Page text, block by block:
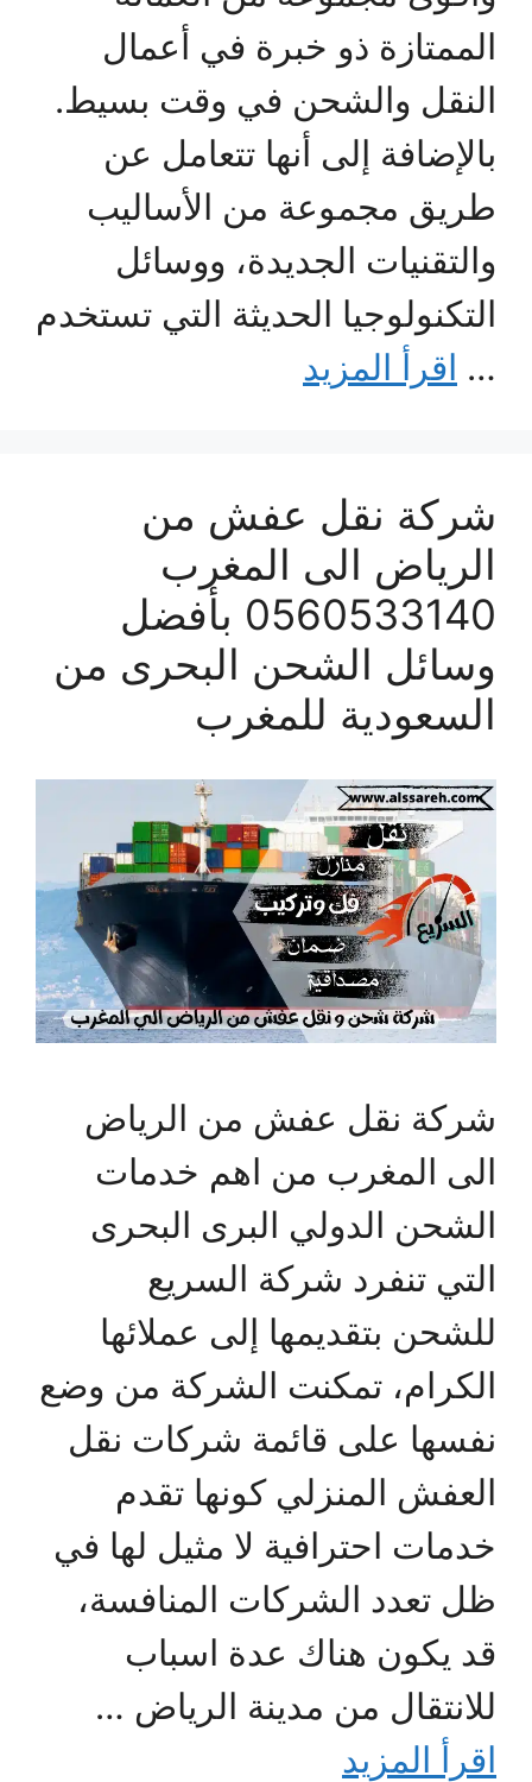
الممتازة ذو خبرة في أعمال
النقل والشحن في وقت بسيط.
بالإضافة إلى أنها تتعامل عن
طريق مجموعة من الأساليب
والتقنيات الجديدة، ووسائل
التكنولوجيا الحديثة التي تستخدم
… اقرأ المزيد
شركة نقل عفش من
الرياض الى المغرب
0560533140 بأفضل
وسائل الشحن البحرى من
السعودية للمغرب
شركة نقل عفش من الرياض
الى المغرب من اهم خدمات
الشحن الدولي البرى البحرى
التي تنفرد شركة السريع
للشحن بتقديمها إلى عملائها
الكرام، تمكنت الشركة من وضع
نفسها على قائمة شركات نقل
العفش المنزلي كونها تقدم
خدمات احترافية لا مثيل لها في
ظل تعدد الشركات المنافسة،
قد يكون هناك عدة اسباب
للانتقال من مدينة الرياض …
اقرأ المزيد